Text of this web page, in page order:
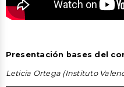
Presentación bases del
Leticia Ortega (Instituto